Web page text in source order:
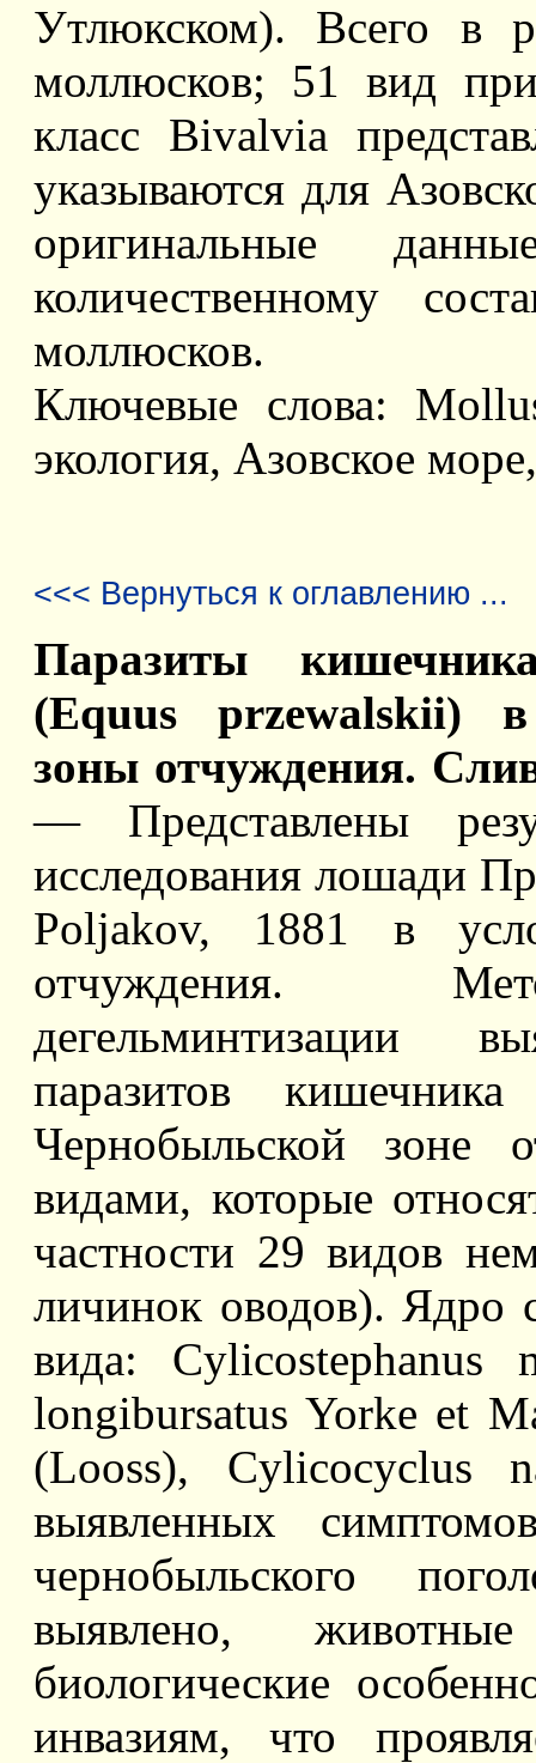
Утлюкском). Всего в
моллюсков; 51 вид
класс Bivalvia
указываются для
оригинальные
количественному
моллюсков.
Ключевые слова:
экология, Азовское
<<< Вернуться к оглавлению ...
Паразиты
(Equus przewalskii)
зоны отчуждения.
— Представлены
исследования лошади
Poljаkov, 1881 в
отчуждения.
дегельминтизации
паразитов
Чернобыльской зоне
видами, которые
частности 29 видов
личинок оводов). Ядро
вида:
longibursatus Yorke et
(Looss), Cylicocyclus
выявленных
чернобыльского
выявлено,
биологические
инвазиям, что